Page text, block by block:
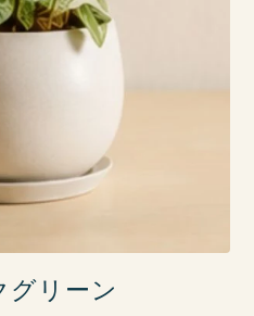
グリーン